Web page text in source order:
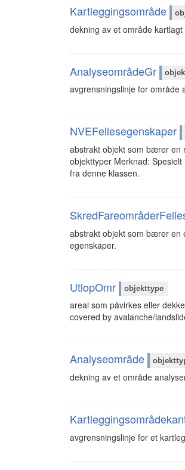
Kartleggingsområde
dekning av et område
AnalyseområdeGr
avgrensningslinje for område
NVEFellesegenskaper
abstrakt objekt som bærer en
objekttyper Merknad:
fra denne klassen.
abstrakt objekt som bærer en
egenskaper.
UtlopOmr objekttype
areal som påvirkes eller
covered by avalanche/
Analyseområde
dekning av et område
avgrensningslinje for et